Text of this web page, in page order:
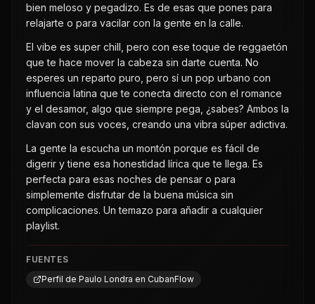
bien meloso y pegadizo. Es de esas que pones para
relajarte o para vacilar con la gente en la calle.
El vibe es super chill, pero con ese toque de reggaetón
que te hace mover la cabeza sin darte cuenta. No
esperes un reparto puro, pero sí un pop urbano con
influencia latina que te conecta directo con el romance
y el desamor, algo que siempre pega, ¿sabes? Ambos la
clavan con sus voces, creando una vibra súper adictiva.
La gente la escucha un montón porque es fácil de
digerir y tiene esa honestidad lírica que te llega. Es
perfecta para esas noches de pensar o para
simplemente disfrutar de la buena música sin
complicaciones. Un temazo para añadir a cualquier
playlist.
FUENTES
Perfil de Paulo Londra en CubanFlow